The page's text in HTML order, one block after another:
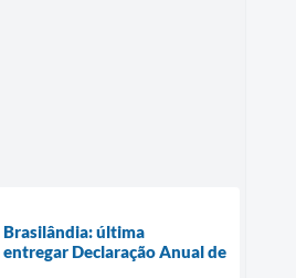
Brasilândia: última
Declaração Anual de